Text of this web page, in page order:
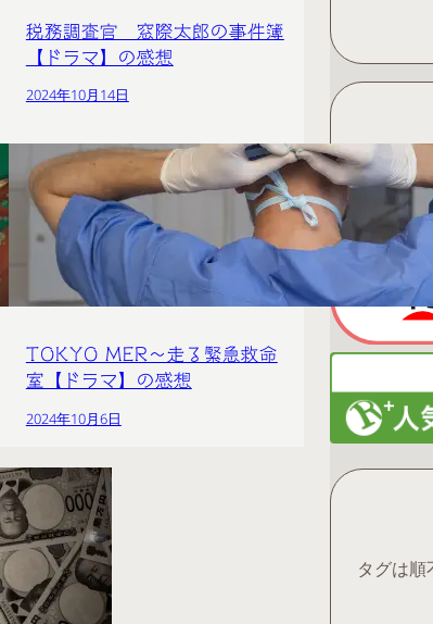
税務調査官 窓際太郎の事件簿
【ドラマ】の感想
2024年10月14日
TOKYO MER～走る緊急救命
室【ドラマ】の感想
2024年10月6日
検
タグは順